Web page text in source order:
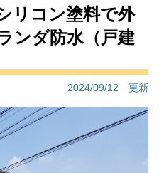
リコン塗料で外
ンダ防水（戸建
2024/09/12 更新